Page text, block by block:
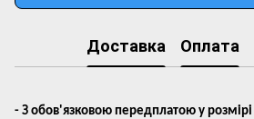
Доставка Оплата
- З обов'язковою передплатою у